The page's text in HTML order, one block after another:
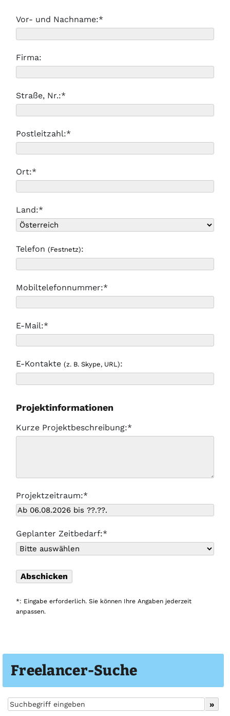
Freelancer-Suche
Vor- und Nachname:*
Firma:
Straße, Nr.:*
Postleitzahl:*
Ort:*
Land:*
Telefon (Festnetz):
Mobiltelefonnummer:*
E-Mail:*
E-Kontakte (z. B. Skype, URL):
Projektinformationen
Kurze Projektbeschreibung:*
Projektzeitraum:*
Geplanter Zeitbedarf:*
*: Eingabe erforderlich. Sie können Ihre Angaben jederzeit
anpassen.